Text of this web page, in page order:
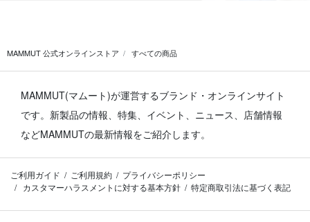
MAMMUT 公式オンラインストア すべての商品
MAMMUT(マムート)が運営するブランド・オンラインサイト
です。 新製品の情報、特集、イベント、ニュース、店舗情報
などMAMMUTの最新情報をご紹介します。
ご利用ガイド ご利用規約
プライバシーポリシー
カスタマーハラスメントに対する基本方針
特定商取引法に基づく表記